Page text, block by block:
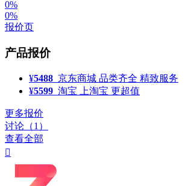
0%
0%
报价页
产品报价
¥5488 京东商城 品类齐全 精致服务
¥5599 淘宝 上淘宝 更超值
更多报价
讨论（1）
查看全部
